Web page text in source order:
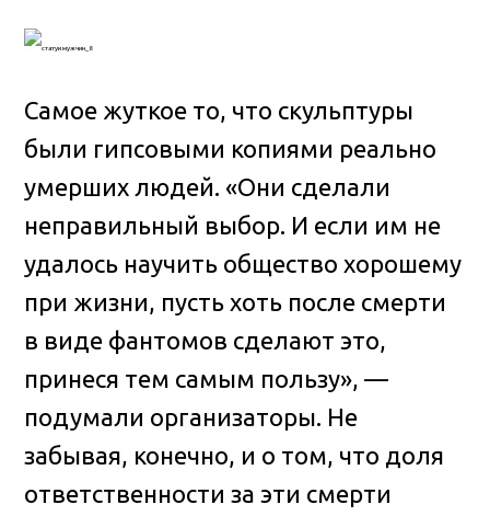
Самое жуткое то, что скульптуры
были гипсовыми копиями реально
умерших людей. «Они сделали
неправильный выбор. И если им не
удалось научить общество хорошему
при жизни, пусть хоть после смерти
в виде фантомов сделают это,
принеся тем самым пользу», —
подумали организаторы. Не
забывая, конечно, и о том, что доля
ответственности за эти смерти